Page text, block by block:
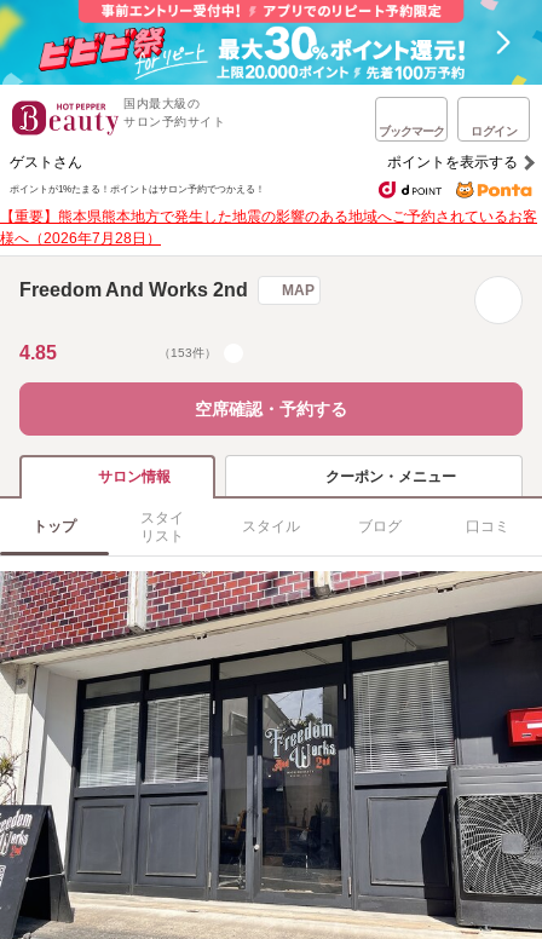
国内最大級の
サロン予約サイト
ブックマーク ログイン
ゲストさん ポイントを表示する
ポイントが1%たまる！ ポイントはサロン予約でつかえる！
【重要】熊本県熊本地方で発生した地震の影響のある地域へご予約されているお客
様へ（2026年7月28日）
Freedom And Works 2nd MAP
4.85 （153件）
空席確認・予約する
サロン情報 クーポン・メニュー
トップ
スタイ
リスト
スタイル ブログ 口コミ